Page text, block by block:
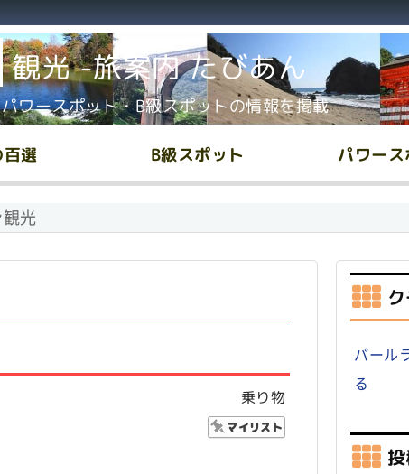
観光 -旅案内 たびあん
ワースポット・B級スポットの情報を掲載
百選 B級スポット パワース
光
乗り物
パール
る